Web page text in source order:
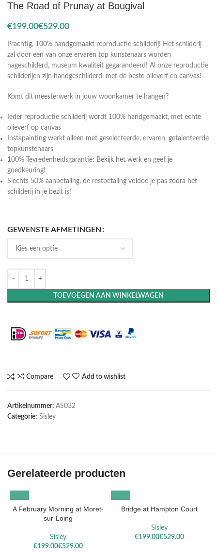
The Road of Prunay at Bougival
€ €
Prachtig, 100% handgemaakt reproductie schilderij! Het schilderij
zal door een van onze ervaren top kunstenaars worden
nageschilderd, museum kwaliteit gegarandeerd! Al onze reproductie
schilderijen zijn handgeschilderd, met de beste olieverf en canvas!
Komt dit meesterwerk in jouw woonkamer te hangen?
Ieder reproductie schilderij wordt 100% handgemaakt, met echte
olieverf op canvas
Instapainting werkt alleen met geselecteerde, ervaren, getalenteerde
topkunstenaars
100% Tevredenheidsgarantie: Bekijk het werk en geef je
goedkeuring!
Slechts 50% aanbetaling, de restbetaling voldoe je pas zodra het
schilderij in je bezit is!
GEWENSTE AFMETINGEN
TOEVOEGEN AAN WINKELWAGEN
Compare Add to wishlist
Artikelnummer: AS032
Categorie: Sisley
Gerelateerde producten
A February Morning at Moret-
sur-Loing
Sisley
€
€
Bridge at Hampton Court
Sisley
€
€